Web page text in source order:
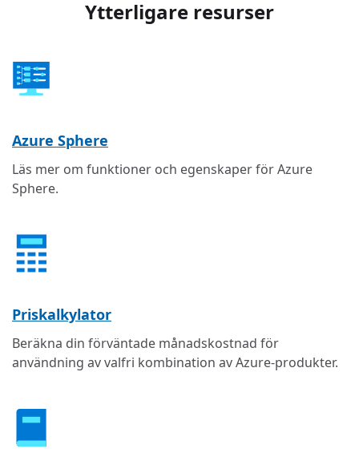
Ytterligare resurser
Azure Sphere
Läs mer om funktioner och egenskaper för Azure
Sphere.
Priskalkylator
Beräkna din förväntade månadskostnad för
användning av valfri kombination av Azure-produkter.